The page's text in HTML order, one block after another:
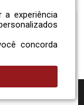
e conheça
a experiência
concorda